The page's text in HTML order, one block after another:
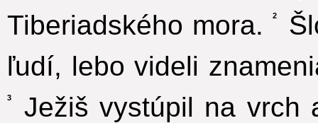
Tiberiadského mora.
2
ľudí, lebo videli
3
Ježiš vystúpil na vrch